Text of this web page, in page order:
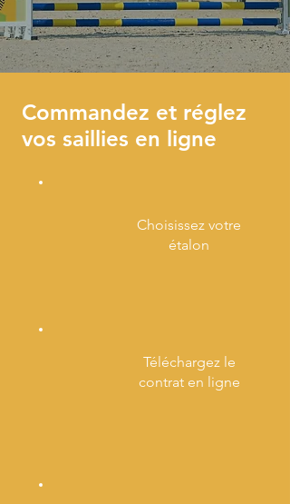
Commandez et réglez
vos saillies en ligne
Choisissez votre
étalon
Téléchargez le
contrat en ligne